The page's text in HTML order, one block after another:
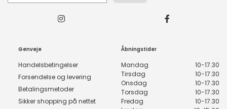
Genveje
Handelsbetingelser
Forsendelse og levering
Betalingsmetoder
Sikker shopping på nettet
Åbningstider
Mandag
10-17.30
Tirsdag
10-17.30
Onsdag
10-17.30
Torsdag
10-17.30
Fredag
10-17.30